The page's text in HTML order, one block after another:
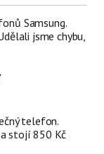
Samsung.
jsme chybu,
telefon.
a stojí 850 Kč